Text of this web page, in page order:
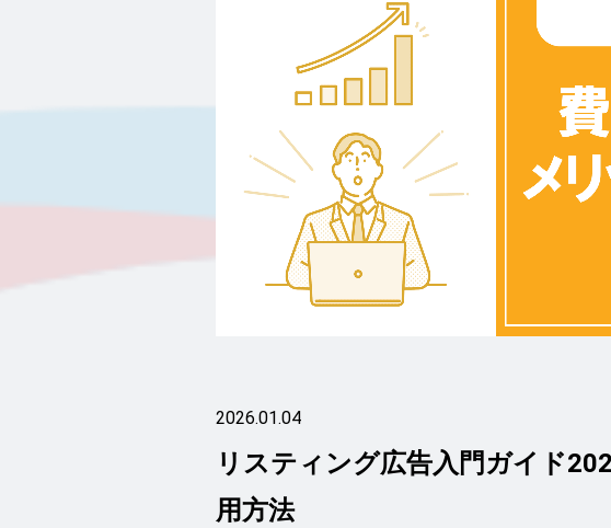
2026.01.04
リスティング広告入門ガイド
用方法